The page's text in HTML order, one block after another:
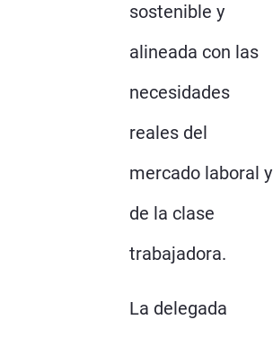
sostenible y
alineada con las
necesidades
reales del
mercado laboral y
de la clase
trabajadora.
La delegada